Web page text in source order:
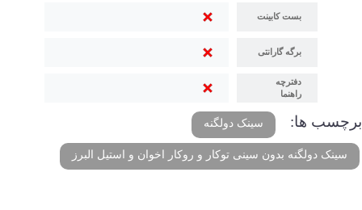
بست کابینت
برگه گارانتی
دفترچه
راهنما
برچسب ها: سینک دولگنه
سینک دولگنه بدون سینی توکار و روکار اخوان و استیل البرز